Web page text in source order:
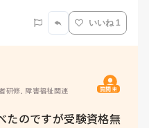
いいね 1
研修, 障害福祉関連 質問主
たのですが受験資格無